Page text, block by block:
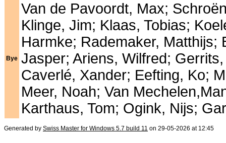
Bye
Van de Pavoordt, Max;
Klinge, Jim; Klaas, Tobias;
Harmke; Rademaker,
Jasper; Ariens, Wilfred;
Caverlé, Xander; Eefting, Ko;
Meer, Noah; Van
Karthaus, Tom; Ogink, Nijs;
Generated by Swiss Master for Windows 5.7 build 11 on 29-05-2026 at 12:45